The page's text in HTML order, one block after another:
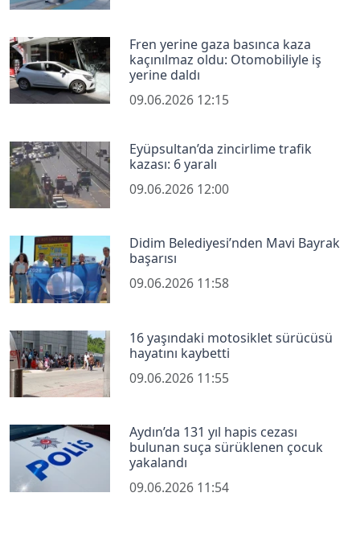
Fren yerine gaza basınca kaza
kaçınılmaz oldu: Otomobiliyle iş
yerine daldı
09.06.2026 12:15
Eyüpsultan’da zincirlime trafik
kazası: 6 yaralı
09.06.2026 12:00
Didim Belediyesi’nden Mavi Bayrak
başarısı
09.06.2026 11:58
16 yaşındaki motosiklet sürücüsü
hayatını kaybetti
09.06.2026 11:55
Aydın’da 131 yıl hapis cezası
bulunan suça sürüklenen çocuk
yakalandı
09.06.2026 11:54